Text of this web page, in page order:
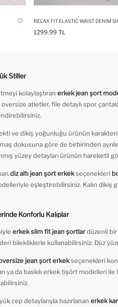
RELAX FIT ELASTIC WAIST DENIM
1299.99 TL
Stiller
kolaylaştıran erkek jean şort
oversize atletler, file detaylı spor
ve dikiş yoğunluğu ürünün
dokusuna göre de birbirinden
yüzey detayları ürünün hareketli
diz altı jean şort erkekseçenekleri
eşleştirebilirsiniz. Kalın
Konforlu Kalıplar
erkek slim fit jean şortlardüzenli bir
bilekliklerle kullanabilirsiniz. Düz
jean şort erkekseçenekleri
ya da baskılı erkek tişört modelleri
cep detaylarıyla hazırlanan erkek